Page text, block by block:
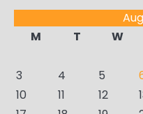
M
T W
3
4 5
10
11 12